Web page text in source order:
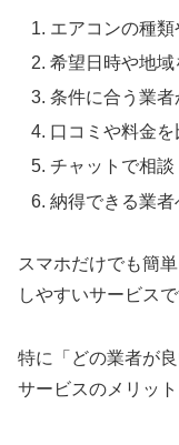
エアコンの種
希望日時や地域
条件に合う業者
口コミや料金を
チャットで相談
納得できる業者
スマホだけでも簡
しやすいサービスで
特に「どの業者が
サービスのメリッ